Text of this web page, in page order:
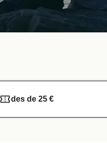
des de 25 €